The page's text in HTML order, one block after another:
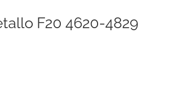
F20 4620-4829